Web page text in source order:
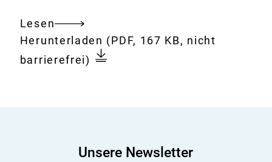
Lesen
Gesamtes
Dokument
Download:
Herunterladen GLP-
INFO
(PDF, 167 KB, nicht
barrierefrei)
Unsere Newsletter